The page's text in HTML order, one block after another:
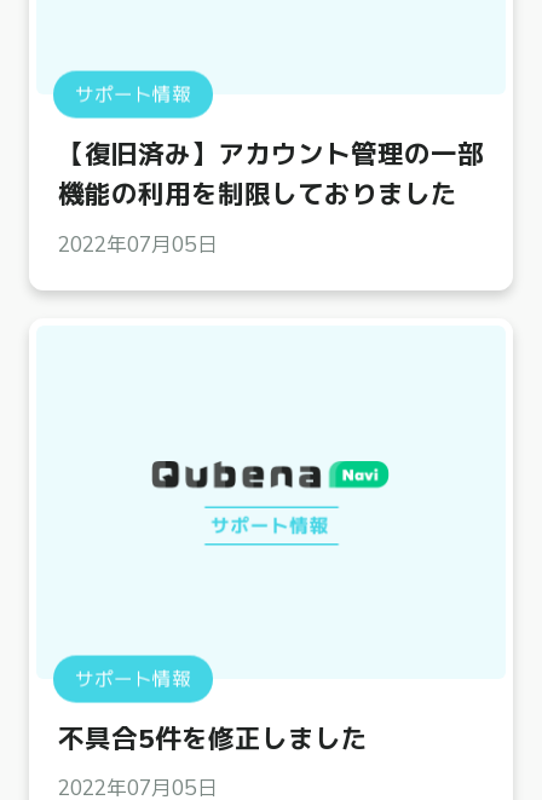
サポート情報
【復旧済み】アカウント管理の一部
機能の利用を制限しておりました
2022年07月05日
サポート情報
不具合5件を修正しました
2022年07月05日